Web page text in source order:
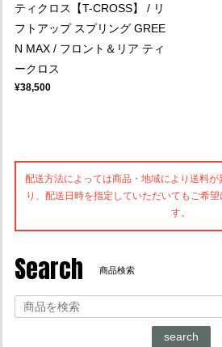
ティクロス【T-CROSS】 / リ
フトアップ スプリング GREE
N MAX / フロント＆リア ティ
ークロス
¥38,500
配送方法によっては商品・地域により送料
り、配送日時を指定していただいてもご希
す。
Search 商品検索
search